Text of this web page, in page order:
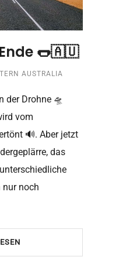
🌭🇦🇺
AUSTRALIA
der Drohne 🛸
vom
🔊. Aber jetzt
das
nur noch